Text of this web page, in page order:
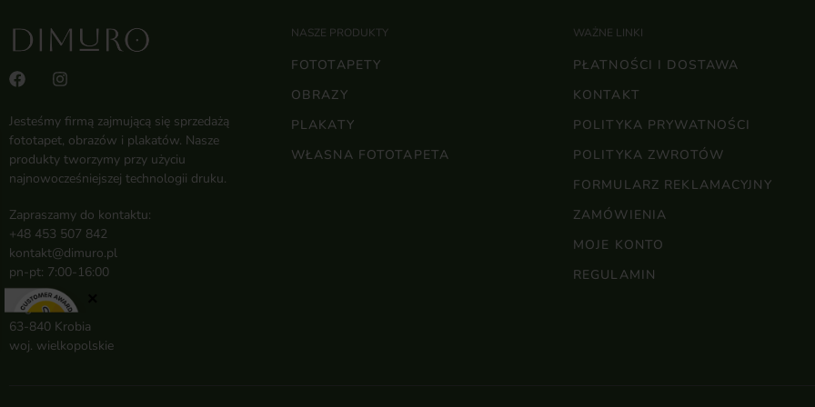
Jesteśmy firmą zajmującą się sprzedażą
fototapet, obrazów i plakatów. Nasze
produkty tworzymy przy użyciu
najnowocześniejszej technologii druku.
Zapraszamy do kontaktu:
+48 453 507 842
kontakt@dimuro.pl
pn-pt: 7:00-16:00
Rogowo 1a
63-840 Krobia
woj. wielkopolskie
NASZE PRODUKTY
FOTOTAPETY
OBRAZY
PLAKATY
WŁASNA FOTOTAPETA
WAŻNE LINKI
PŁATNOŚCI I DOSTAWA
KONTAKT
POLITYKA PRYWATNOŚCI
POLITYKA ZWROTÓW
FORMULARZ REKLAMACYJNY
ZAMÓWIENIA
MOJE KONTO
REGULAMIN